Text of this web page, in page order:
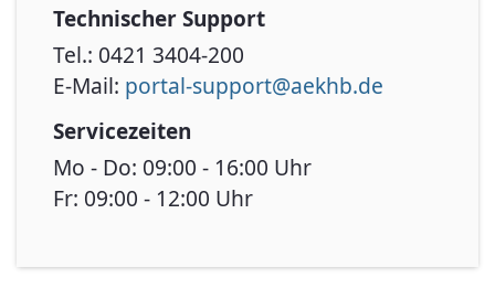
Technischer Support
Tel.: 0421 3404-200
E-Mail: portal-support@aekhb.de
Servicezeiten
Mo - Do: 09:00 - 16:00 Uhr
Fr: 09:00 - 12:00 Uhr